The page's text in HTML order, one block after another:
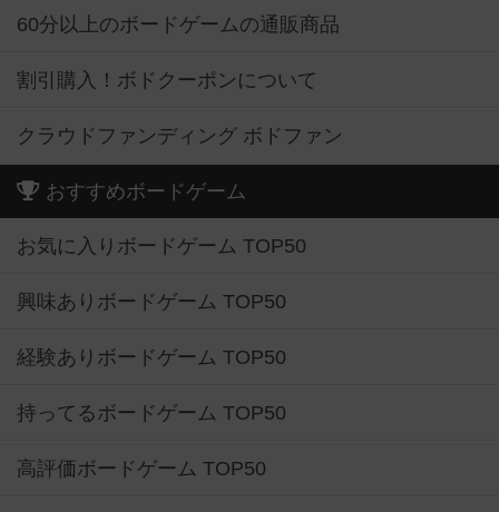
60分以上のボードゲームの通販商品
割引購入！ボドクーポンについて
クラウドファンディング ボドファン
おすすめボードゲーム
お気に入りボードゲーム TOP50
興味ありボードゲーム TOP50
経験ありボードゲーム TOP50
持ってるボードゲーム TOP50
高評価ボードゲーム TOP50